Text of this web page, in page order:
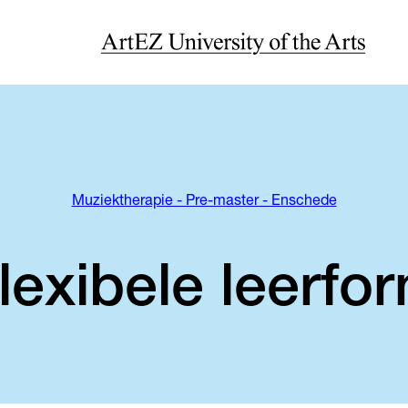
Muziektherapie - Pre-master - Enschede